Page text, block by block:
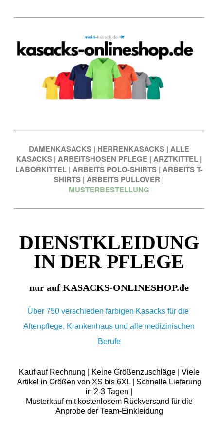
DAMENKASACKS | HERRENKASACKS | ALLE
KASACKS | ARBEITSHOSEN PFLEGE | ARZTKITTEL |
LABORKITTEL | ARBEITS POLO-SHIRTS | ARBEITS T-
SHIRTS | ARBEITS PULLOVER |
MUSTERBESTELLUNG
DIENSTKLEIDUNG
IN DER PFLEGE
nur auf KASACKS-ONLINESHOP.de
Über 750 verschieden farbigen Kasacks für die
Altenpflege, Krankenhaus und alle medizinischen
Berufe
Kauf auf Rechnung | Keine Größenzuschläge | Viele
Artikel in Größen von XS bis 6XL | Schnelle Lieferung
in 2-3 Tagen |
Musterkauf mit kostenlosem Rückversand für die
Anprobe der Team-Einkleidung